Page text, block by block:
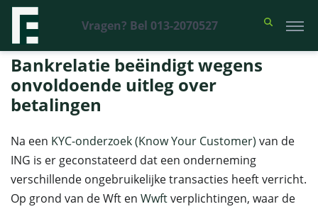
Vragen? Bel 013-2070527
Financieel Recht Advocaten >Uitspraken>Bankrelatie beëindigt
wegens onvoldoende uitleg over betalingen
Bankrelatie beëindigt wegens
onvoldoende uitleg over
betalingen
Na een KYC-onderzoek (Know Your Customer) van de
ING is er geconstateerd dat een onderneming
verschillende ongebruikelijke transacties heeft verricht.
Op grond van de Wft en Wwftverplichtingen, waar de